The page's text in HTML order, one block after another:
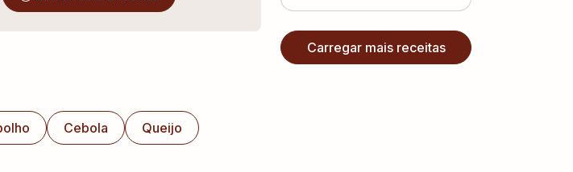
Cebola Queijo
Carregar mais receitas